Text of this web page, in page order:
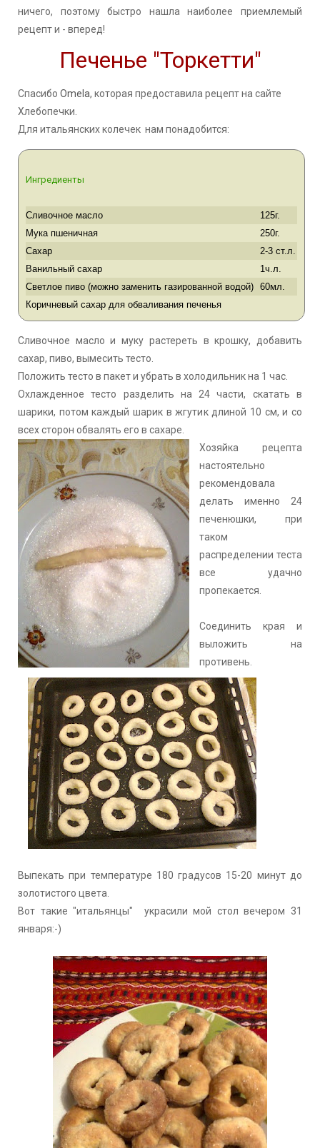
ничего, поэтому быстро нашла наиболее приемлемый
рецепт и - вперед!
Печенье "Торкетти"
Спасибо Omela, которая предоставила рецепт на сайте
Хлебопечки.
Для итальянских колечек нам понадобится:
Ингредиенты
Сливочное масло
125г.
Мука пшеничная
250г.
Сахар
2-3 ст.л.
Ванильный сахар
1ч.л.
Светлое пиво (можно заменить газированной водой) 60мл.
Коричневый сахар для обваливания печенья
Сливочное масло и муку растереть в крошку, добавить
сахар, пиво, вымесить тесто.
Положить тесто в пакет и убрать в холодильник на 1 час.
Охлажденное тесто разделить на 24 части, скатать в
шарики, потом каждый шарик в жгутик длиной 10 см, и со
всех сторон обвалять его в сахаре.
Хозяйка рецепта
настоятельно
рекомендовала
делать именно 24
печенюшки, при
таком
распределении теста
все удачно
пропекается.
Соединить края и
выложить на
противень.
Выпекать при температуре 180 градусов 15-20 минут до
золотистого цвета.
Вот такие "итальянцы" украсили мой стол вечером 31
января:-)